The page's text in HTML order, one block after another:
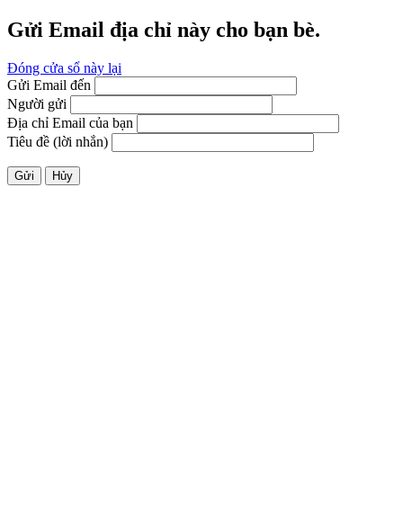
Gửi Email địa chỉ này cho bạn bè.
Đóng cửa sổ này lại
Gửi Email đến
Người gửi
Địa chỉ Email của bạn
Tiêu đề (lời nhắn)
Gửi Hủy